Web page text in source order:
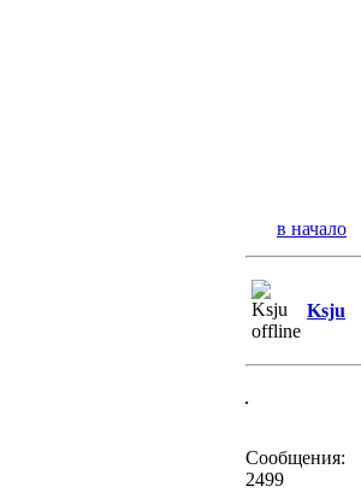
в начало
Ksju
Сообщения:
2499